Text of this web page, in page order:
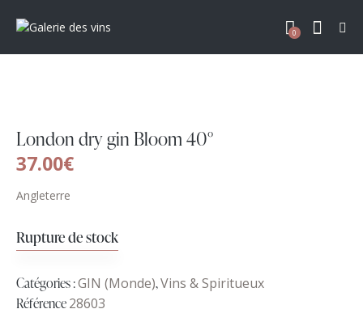
0
London dry gin Bloom 40°
37.00€
Angleterre
Rupture de stock
Catégories :GIN (Monde),Vins & Spiritueux
Référence28603